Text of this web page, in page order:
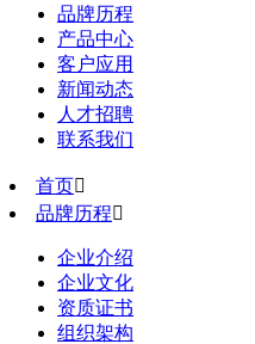
品牌历程
产品中心
客户应用
新闻动态
人才招聘
联系我们
首页
品牌历程
企业介绍
企业文化
资质证书
组织架构